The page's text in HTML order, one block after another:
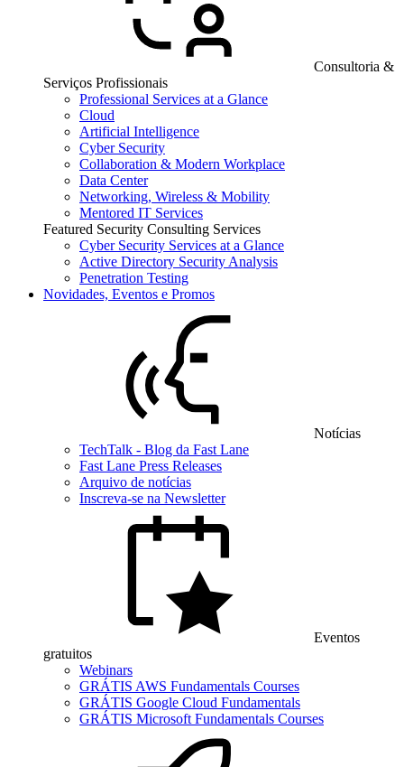
Consultoria &
Serviços Profissionais
Professional Services at a Glance
Cloud
Artificial Intelligence
Cyber Security
Collaboration & Modern Workplace
Data Center
Networking, Wireless & Mobility
Mentored IT Services
Featured Security Consulting Services
Cyber Security Services at a Glance
Active Directory Security Analysis
Penetration Testing
Novidades, Eventos e Promos
Notícias
TechTalk - Blog da Fast Lane
Fast Lane Press Releases
Arquivo de notícias
Inscreva-se na Newsletter
Eventos
gratuitos
Webinars
GRÁTIS AWS Fundamentals Courses
GRÁTIS Google Cloud Fundamentals
GRÁTIS Microsoft Fundamentals Courses